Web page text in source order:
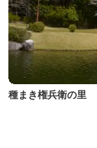
種まき権兵衛の里